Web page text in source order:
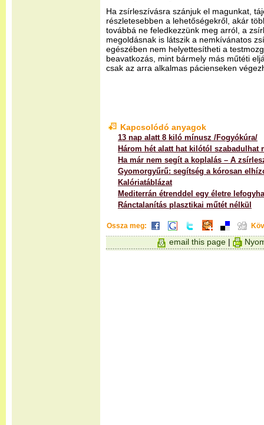
Ha zsírleszívásra szánjuk el magunkat,
részletesebben a lehetőségekről, akár
továbbá ne feledkezzünk meg arról, a
megoldásnak is látszik a nemkívánatos
egészében nem helyettesítheti a
beavatkozás, mint bármely más műtéti
csak az arra alkalmas pácienseken
Kapcsolódó anyagok
13 nap alatt 8 kiló mínusz /Fogyókúra/
Három hét alatt hat kilótól szabadulhat
Ha már nem segít a koplalás – A
Gyomorgyűrű: segítség a kórosan
Kalóriatáblázat
Mediterrán étrenddel egy életre
Ránctalanítás plasztikai műtét nélkül
Ossza meg:
email this page |